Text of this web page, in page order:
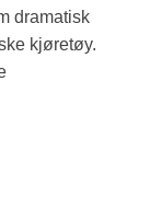
dramatisk
kjøretøy.